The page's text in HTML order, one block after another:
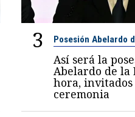
3 Posesión Abelardo
Así será la
Abelardo de la
hora,
ceremonia